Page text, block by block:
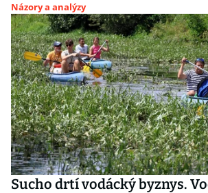
Názory a analýzy
Sucho drtí vodácký byznys.